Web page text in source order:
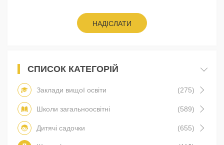
НАДІСЛАТИ
СПИСОК КАТЕГОРІЙ
Заклади вищої освіти (275)
Школи загальноосвітні (589)
Дитячі садочки (655)